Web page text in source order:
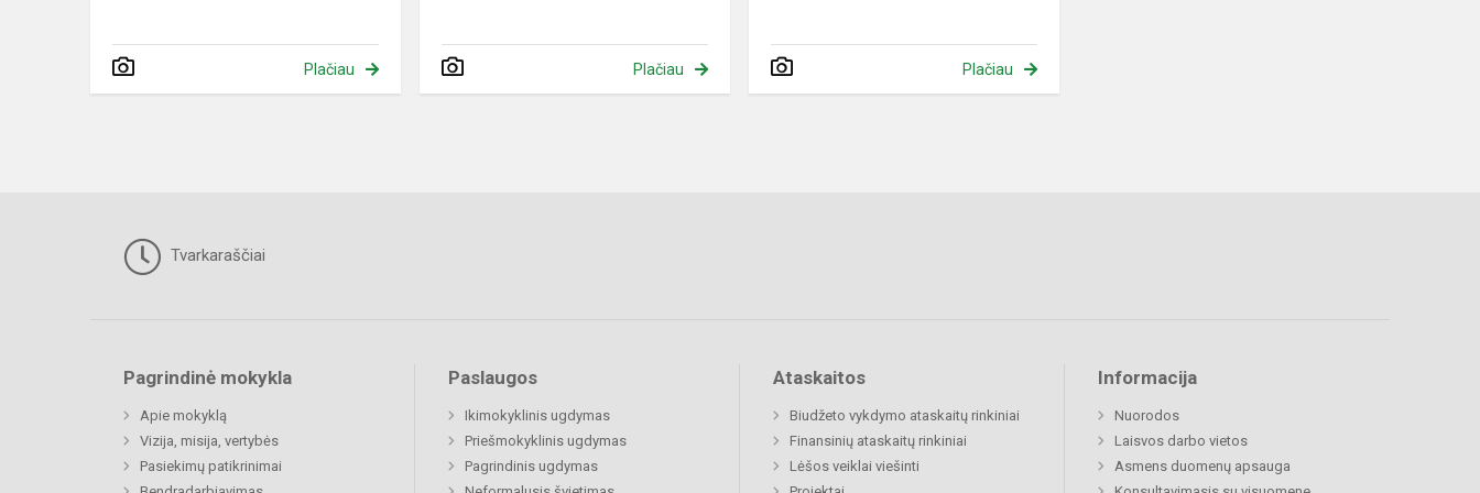
Plačiau Plačiau Plačiau
Tvarkaraščiai
Pagrindinė mokykla
Apie mokyklą
Vizija, misija, vertybės
Pasiekimų patikrinimai
Paslaugos
Ikimokyklinis ugdymas
Priešmokyklinis ugdymas
Pagrindinis ugdymas
Ataskaitos
Biudžeto vykdymo ataskaitų rinkiniai
Finansinių ataskaitų rinkiniai
Lėšos veiklai viešinti
Informacija
Nuorodos
Laisvos darbo vietos
Asmens duomenų apsauga